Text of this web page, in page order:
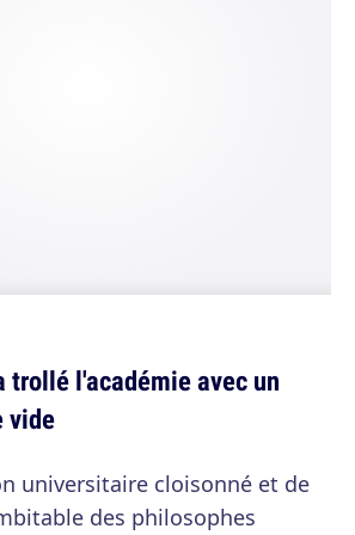
trollé l'académie avec un
vide
universitaire cloisonné et de
des philosophes